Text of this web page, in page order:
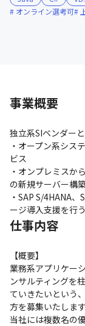
オンライン選考可
事業概要
独立系SIベンダー
・オープン系シス
ビス
・オンプレミスか
の新規サーバー構
・SAP S/4HANA
ージ導入支援を行
仕事内容
【概要】
業務系アプリケー
ンサルティングを
ていきたいという
方を募集いたします
当社には複数名の